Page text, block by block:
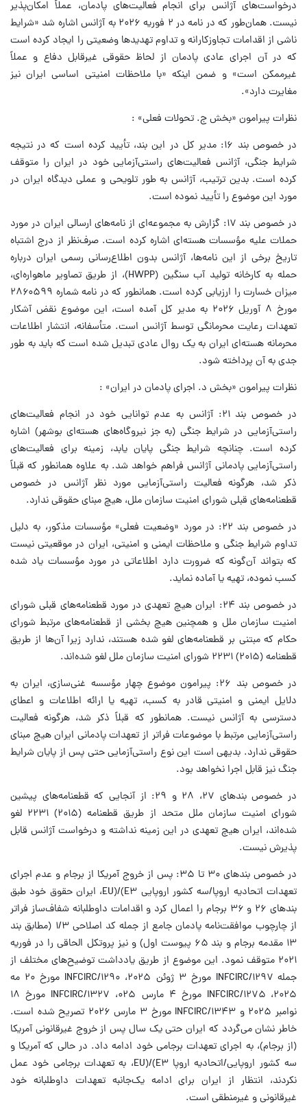
درخواست‌های آژانس برای انجام فعالیت‌های پادمان، عملاً امکان‌پذیر
نیست. همان‌طور که در نامه در ۲ فوریه ۲۰۲۶ به آژانس اشاره شد «شرایط
ناشی از اقدامات تجاوزکارانه و تداوم تهدیدها وضعیتی را ایجاد کرده است
که در آن اجرای عادی پادمان‌ از لحاظ حقوقی غیرقابل دفاع و عملاً
غیرممکن است» و ضمن اینکه «با ملاحظات امنیتی اساسی ایران نیز
مغایرت دارد».
نظرات پیرامون «بخش ج. تحولات فعلی» :
در خصوص بند ۱۶: مدیر کل در این بند، تأیید کرده است که در نتیجه
شرایط جنگی، آژانس فعالیت‌های راستی‌آزمایی خود در ایران را متوقف
کرده است. بدین ترتیب، آژانس به طور تلویحی و عملی دیدگاه ایران در
مورد این موضوع را تأیید نموده است.
در خصوص بند ۱۷: گزارش به مجموعه‌ای از نامه‌های ارسالی ایران در مورد
حملات علیه مؤسسات هسته‌ای اشاره کرده است. صرف‌نظر از درج اشتباه
تاریخ برخی از این نامه‌ها، آژانس بدون اطلاع‌رسانی رسمی ایران درباره
حمله به کارخانه تولید آب سنگین (HWPP)، از طریق تصاویر ماهواره‌ای،
میزان خسارت را ارزیابی کرده است. همانطور که در نامه شماره ۲۸۶۰۵۹۹
مورخ ۸ آوریل ۲۰۲۶ به مدیر کل آمده است، این موضوع نقض آشکار
تعهدات رعایت محرمانگی توسط آژانس است. متأسفانه، انتشار اطلاعات
محرمانه هسته‌ای ایران به یک روال عادی تبدیل شده است که باید به طور
جدی به آن پرداخته شود.
نظرات پیرامون «بخش د. اجرای پادمان در ایران» :
در خصوص بند ۲۱: آژانس به عدم توانایی خود در انجام فعالیت‌های
راستی‌آزمایی در شرایط جنگی (به جز نیروگاه‌های هسته‌ای بوشهر) اشاره
کرده است. چنانچه شرایط جنگی پایان یابد، زمینه برای فعالیت‌های
راستی‌آزمایی پادمانی آژانس فراهم خواهد شد. به علاوه همانطور که قبلاً
ذکر شد، هرگونه فعالیت‌ راستی‌آزمایی مورد نظر آژانس در خصوص
قطعنامه‌های قبلی شورای امنیت سازمان ملل، هیچ مبنای حقوقی ندارد.
در خصوص بند ۲۲: در مورد «وضعیت فعلی» مؤسسات مذکور، به دلیل
تداوم شرایط جنگی و ملاحظات ایمنی و امنیتی، ایران در موقعیتی نیست
که بتواند آن‌گونه که ضرورت دارد اطلاعاتی در مورد مؤسسات یاد شده
کسب نموده، تهیه یا آماده نماید.
در خصوص بند ۲۴: ایران هیچ تعهدی در مورد قطعنامه‌های قبلی شورای
امنیت سازمان ملل و همچنین هیچ بخشی از قطعنامه‌های مرتبط شورای
حکام که مبتنی بر قطعنامه‌های لغو شده هستند، ندارد زیرا آن‌ها از طریق
قطعنامه (۲۰۱۵) ۲۲۳۱ شورای امنیت سازمان ملل لغو شده‌اند.
در خصوص بند ۲۶: پیرامون موضوع چهار مؤسسه غنی‌سازی، ایران به
دلایل ایمنی و امنیتی قادر به کسب، تهیه یا ارائه اطلاعات و اعطای
دسترسی به آژانس نیست. همانطور که قبلاً ذکر شد، هرگونه فعالیت
راستی‌آزمایی مرتبط با موضوعات فراتر از تعهدات پادمانی ایران هیچ مبنای
حقوقی ندارد. بدیهی است این نوع راستی‌آزمایی حتی پس از پایان شرایط
جنگ نیز قابل اجرا نخواهد بود.
در خصوص بندهای ۲۷، ۲۸ و ۲۹: از آنجایی که قطعنامه‌های پیشین
شورای امنیت سازمان ملل متحد از طریق قطعنامه (۲۰۱۵) ۲۲۳۱ لغو
شده‌اند، ایران هیچ تعهدی در این زمینه نداشته و درخواست آژانس قابل
پذیرش نیست.
در خصوص بندهای ۳۰ تا ۳۵: پس از خروج آمریکا از برجام و عدم اجرای
تعهدات اتحادیه اروپا/سه کشور اروپایی E۳)/(EU، ایران حقوق خود طبق
بندهای ۲۶ و ۳۶ برجام را اعمال کرد و اقدامات داوطلبانه شفاف‌ساز فراتر
از چارچوب موافقت‌نامه پادمان جامع از جمله کد اصلاحی ۱/۳ (مطابق بند
۱۳ مقدمه برجام و بند ۶۵ پیوست اول) و نیز پروتکل الحاقی را در فوریه
۲۰۲۱ متوقف نمود. این موضوع از طریق یادداشت‌ توضیح‌های مختلف از
جمله INFCIRC/۱۲۹۷ مورخ ۳ ژوئن ۲۰۲۵، INFCIRC/۱۲۹۰ مورخ ۲۰ مه
۲۰۲۵، INFCIRC/۱۲۷۵ مورخ ۴ مارس ۰۲۵، INFCIRC/۱۳۲۷ مورخ ۱۸
نوامبر ۲۰۲۵ و INFCIRC/۱۳۴۳ مورخ ۳ مارس ۲۰۲۶ تصریح شده است.
خاطر نشان می‌گردد که ایران حتی یک سال پس از خروج غیرقانونی آمریکا
(از برجام)، به اجرای تعهدات برجامی خود ادامه داد. در حالی که آمریکا و
سه کشور اروپایی/اتحادیه اروپا E۳)/(EU، به تعهدات برجامی خود عمل
نکردند، انتظار از ایران برای ادامه یک‌جانبه تعهدات داوطلبانه خود
غیرقانونی و غیرمنطقی است.